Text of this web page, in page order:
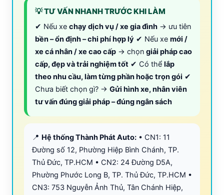
💡 TƯ VẤN NHANH TRƯỚC KHI LÀM
✔ Nếu xe chạy dịch vụ / xe gia đình → ưu tiên
bền – ổn định – chi phí hợp lý ✔ Nếu xe mới /
xe cá nhân / xe cao cấp → chọn giải pháp cao
cấp, đẹp và trải nghiệm tốt ✔ Có thể lắp
theo nhu cầu, làm từng phần hoặc trọn gói ✔
Chưa biết chọn gì? → Gửi hình xe, nhân viên
tư vấn đúng giải pháp – đúng ngân sách
📍 Hệ thống Thành Phát Auto: • CN1: 11
Đường số 12, Phường Hiệp Bình Chánh, TP.
Thủ Đức, TP.HCM • CN2: 24 Đường D5A,
Phường Phước Long B, TP. Thủ Đức, TP.HCM •
CN3: 753 Nguyễn Ảnh Thủ, Tân Chánh Hiệp,